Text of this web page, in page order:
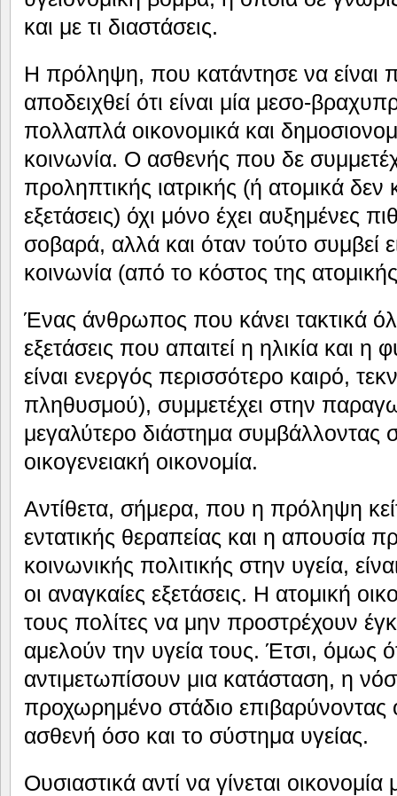
και με τι διαστάσεις.
Η πρόληψη, που κατάντησε να είναι
αποδειχθεί ότι είναι μία μεσο-
πολλαπλά οικονομικά και
κοινωνία. Ο ασθενής που δε
προληπτικής ιατρικής (ή ατομικά δεν
εξετάσεις) όχι μόνο έχει αυξημένες
σοβαρά, αλλά και όταν τούτο συμβεί
κοινωνία (από το κόστος της
Ένας άνθρωπος που κάνει τακτικά
εξετάσεις που απαιτεί η ηλικία και η
είναι ενεργός περισσότερο καιρό,
πληθυσμού), συμμετέχει στην
μεγαλύτερο διάστημα συμβάλλοντας
οικογενειακή οικονομία.
Αντίθετα, σήμερα, που η πρόληψη
εντατικής θεραπείας και η απουσία
κοινωνικής πολιτικής στην υγεία,
οι αναγκαίες εξετάσεις. Η ατομική
τους πολίτες να μην προστρέχουν
αμελούν την υγεία τους. Έτσι, όμως
αντιμετωπίσουν μια κατάσταση, η
προχωρημένο στάδιο επιβαρύνοντας
ασθενή όσο και το σύστημα υγείας.
Ουσιαστικά αντί να γίνεται